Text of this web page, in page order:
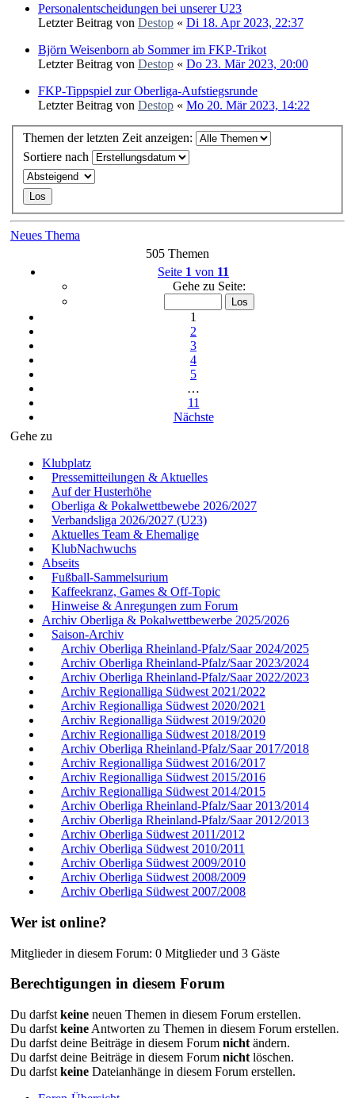
Personalentscheidungen bei unserer U23
Letzter Beitrag von Destop « Di 18. Apr 2023, 22:37
Björn Weisenborn ab Sommer im FKP-Trikot
Letzter Beitrag von Destop « Do 23. Mär 2023, 20:00
FKP-Tippspiel zur Oberliga-Aufstiegsrunde
Letzter Beitrag von Destop « Mo 20. Mär 2023, 14:22
Themen der letzten Zeit anzeigen:
Sortiere nach
Neues Thema
505 Themen
Seite 1 von 11
Gehe zu Seite:
1
2
3
4
5
…
11
Nächste
Gehe zu
Klubplatz
Pressemitteilungen & Aktuelles
Auf der Husterhöhe
Oberliga & Pokalwettbewebe 2026/2027
Verbandsliga 2026/2027 (U23)
Aktuelles Team & Ehemalige
KlubNachwuchs
Abseits
Fußball-Sammelsurium
Kaffeekranz, Games & Off-Topic
Hinweise & Anregungen zum Forum
Archiv Oberliga & Pokalwettbewerbe 2025/2026
Saison-Archiv
Archiv Oberliga Rheinland-Pfalz/Saar 2024/2025
Archiv Oberliga Rheinland-Pfalz/Saar 2023/2024
Archiv Oberliga Rheinland-Pfalz/Saar 2022/2023
Archiv Regionalliga Südwest 2021/2022
Archiv Regionalliga Südwest 2020/2021
Archiv Regionalliga Südwest 2019/2020
Archiv Regionalliga Südwest 2018/2019
Archiv Oberliga Rheinland-Pfalz/Saar 2017/2018
Archiv Regionalliga Südwest 2016/2017
Archiv Regionalliga Südwest 2015/2016
Archiv Regionalliga Südwest 2014/2015
Archiv Oberliga Rheinland-Pfalz/Saar 2013/2014
Archiv Oberliga Rheinland-Pfalz/Saar 2012/2013
Archiv Oberliga Südwest 2011/2012
Archiv Oberliga Südwest 2010/2011
Archiv Oberliga Südwest 2009/2010
Archiv Oberliga Südwest 2008/2009
Archiv Oberliga Südwest 2007/2008
Wer ist online?
Mitglieder in diesem Forum: 0 Mitglieder und 3 Gäste
Berechtigungen in diesem Forum
Du darfst keine neuen Themen in diesem Forum erstellen.
Du darfst keine Antworten zu Themen in diesem Forum erstellen.
Du darfst deine Beiträge in diesem Forum nicht ändern.
Du darfst deine Beiträge in diesem Forum nicht löschen.
Du darfst keine Dateianhänge in diesem Forum erstellen.